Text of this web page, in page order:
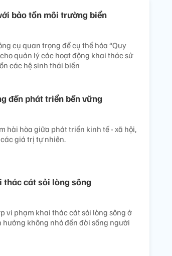
bảo tồn môi trường biển
cụ quan trọng để cụ thể hóa “Quy
quản lý các hoạt động khai thác sử
các hệ sinh thái biển
đến phát triển bền vững
hài hòa giữa phát triển kinh tế - xã hội,
giá trị tự nhiên.
thác cát sỏi lòng sông
vi phạm khai thác cát sỏi lòng sông ở
không nhỏ đến đời sống người